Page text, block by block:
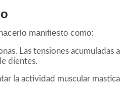
manifiesto como:
Las tensiones acumuladas
dientes.
la actividad muscular